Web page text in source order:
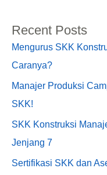
Recent Posts
Mengurus SKK
Caranya?
Manajer Produksi
SKK!
SKK Konstruksi
Jenjang 7
Sertifikasi SKK dan